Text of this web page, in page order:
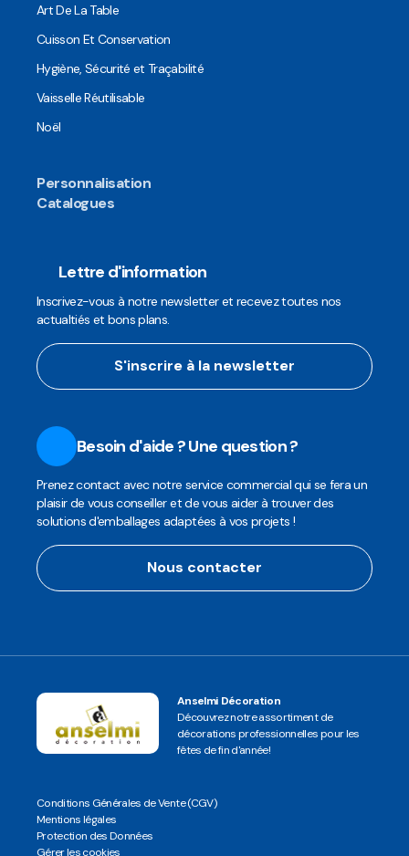
Art De La Table
Cuisson Et Conservation
Hygiène, Sécurité et Traçabilité
Vaisselle Réutilisable
Noël
Personnalisation
Catalogues
Lettre d'information
Inscrivez-vous à notre newsletter et recevez toutes nos
actualtiés et bons plans.
S'inscrire à la newsletter
Besoin d'aide ? Une question ?
Prenez contact avec notre service commercial qui se fera un
plaisir de vous conseiller et de vous aider à trouver des
solutions d'emballages adaptées à vos projets !
Nous contacter
Anselmi Décoration
Découvrez notre assortiment de
décorations professionnelles pour les
fêtes de fin d'année!
Conditions Générales de Vente (CGV)
Mentions légales
Protection des Données
Gérer les cookies